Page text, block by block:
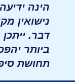
הינה
נישואין
דבר.
ביותר
תחושת